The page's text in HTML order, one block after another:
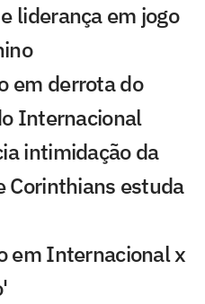
liderança em jogo
em derrota do
Internacional
intimidação da
Corinthians estuda
em Internacional x